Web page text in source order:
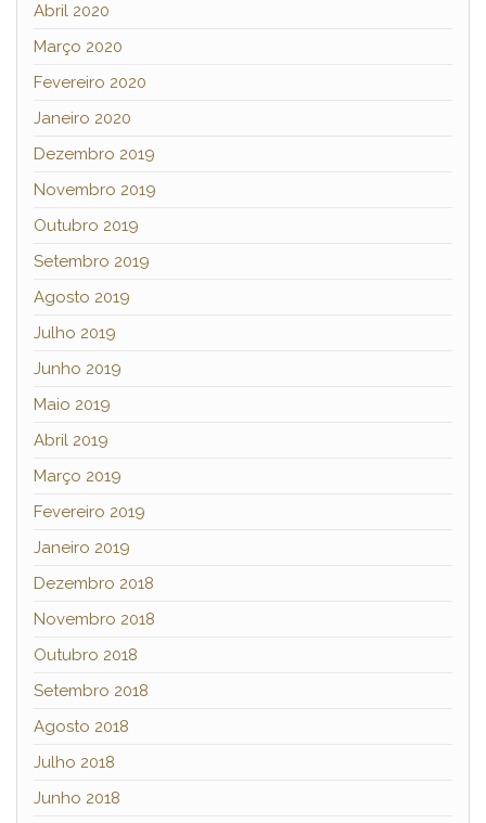
Abril 2020
Março 2020
Fevereiro 2020
Janeiro 2020
Dezembro 2019
Novembro 2019
Outubro 2019
Setembro 2019
Agosto 2019
Julho 2019
Junho 2019
Maio 2019
Abril 2019
Março 2019
Fevereiro 2019
Janeiro 2019
Dezembro 2018
Novembro 2018
Outubro 2018
Setembro 2018
Agosto 2018
Julho 2018
Junho 2018